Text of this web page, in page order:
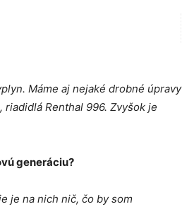
Máme aj nejaké drobné úpravy
Renthal 996. Zvyšok je
generáciu?
je na nich nič, čo by som